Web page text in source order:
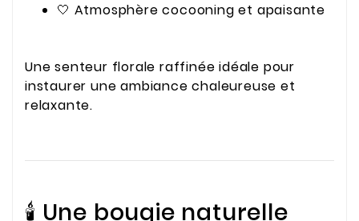
🤍 Atmosphère cocooning et apaisante
Une senteur florale raffinée idéale pour
instaurer une ambiance chaleureuse et
relaxante.
🕯️ Une bougie naturelle